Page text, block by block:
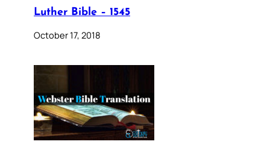
Luther Bible – 1545
October 17, 2018